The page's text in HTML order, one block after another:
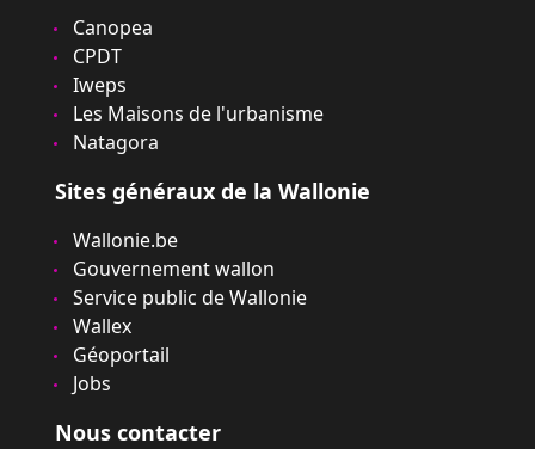
Canopea
CPDT
Iweps
Les Maisons de l'urbanisme
Natagora
Sites généraux de la Wallonie
Wallonie.be
Gouvernement wallon
Service public de Wallonie
Wallex
Géoportail
Jobs
Nous contacter